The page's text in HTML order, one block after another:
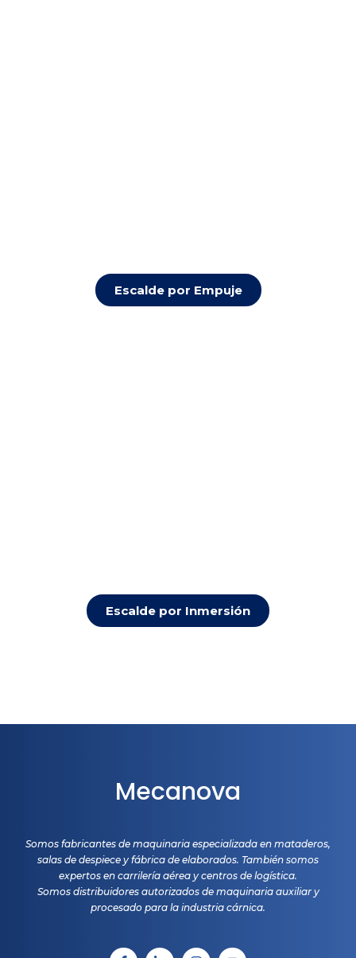
Escalde por Empuje
Escalde por Inmersión
Mecanova
Somos fabricantes de maquinaria especializada en mataderos,
salas de despiece y fábrica de elaborados. También somos
expertos en carrilería aérea y centros de logística.
Somos distribuidores autorizados de maquinaria auxiliar y
procesado para la industria cárnica.